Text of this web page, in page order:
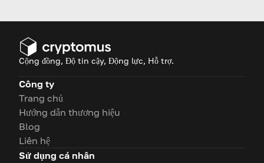
Cộng đồng, Độ tin cậy, Động lực, Hỗ trợ.
Công ty
Trang chủ
Hướng dẫn thương hiệu
Blog
Liên hệ
Sử dụng cá nhân